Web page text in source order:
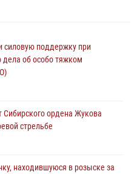
силовую поддержку при
дела об особо тяжком
Сибирского ордена Жукова
стрельбе
находившуюся в розыске за